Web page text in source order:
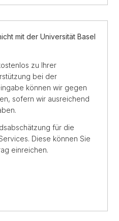
mit der Universität Basel
zu Ihrer
bei der
können wir gegen
sofern wir ausreichend
für die
Diese können Sie
einreichen.